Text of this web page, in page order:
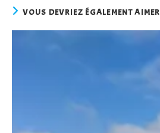
VOUS DEVRIEZ ÉGALEMENT AIMER